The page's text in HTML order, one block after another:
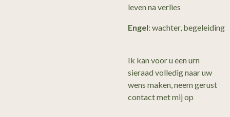
leven na verlies
Engel: wachter, begeleiding
Ik kan voor u een urn
sieraad volledig naar uw
wens maken, neem gerust
contact met mij op